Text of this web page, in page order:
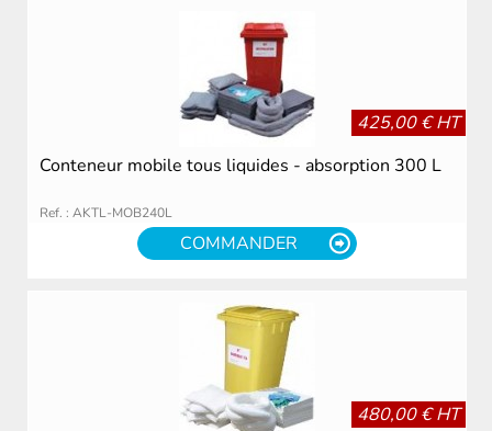
425,00 € HT
Conteneur mobile tous liquides - absorption 300 L
Ref. : AKTL-MOB240L
COMMANDER
480,00 € HT